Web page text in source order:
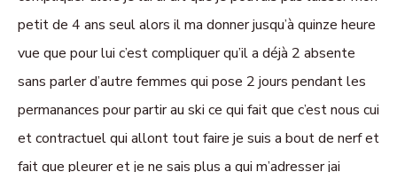
petit de 4 ans seul alors il ma donner jusqu’à quinze heure
vue que pour lui c’est compliquer qu’il a déjà 2 absente
sans parler d’autre femmes qui pose 2 jours pendant les
permanances pour partir au ski ce qui fait que c’est nous cui
et contractuel qui allont tout faire je suis a bout de nerf et
fait que pleurer et je ne sais plus a qui m’adresser jai